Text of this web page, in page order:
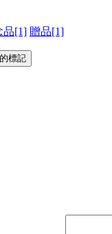
品[1] 贈品[1]